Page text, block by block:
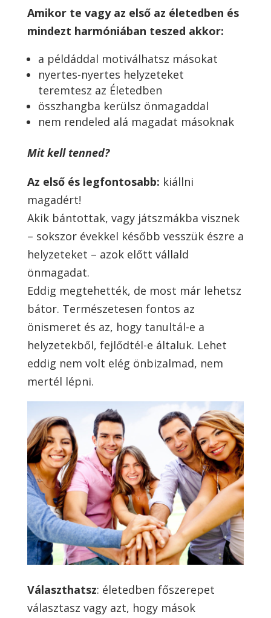
Amikor te vagy az első az életedben és
mindezt harmóniában teszed akkor:
a példáddal motiválhatsz másokat
nyertes-nyertes helyzeteket
teremtesz az Életedben
összhangba kerülsz önmagaddal
nem rendeled alá magadat másoknak
Mit kell tenned?
Az első és legfontosabb: kiállni
magadért!
Akik bántottak, vagy játszmákba visznek
– sokszor évekkel később vesszük észre a
helyzeteket – azok előtt vállald
önmagadat.
Eddig megtehették, de most már lehetsz
bátor. Természetesen fontos az
önismeret és az, hogy tanultál-e a
helyzetekből, fejlődtél-e általuk. Lehet
eddig nem volt elég önbizalmad, nem
mertél lépni.
Választhatsz: életedben főszerepet
választasz vagy azt, hogy mások